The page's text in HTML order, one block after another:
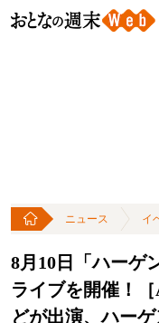
ニュース イ
8月10日「ハーゲ
ライブを開催！
どが出演、ハー